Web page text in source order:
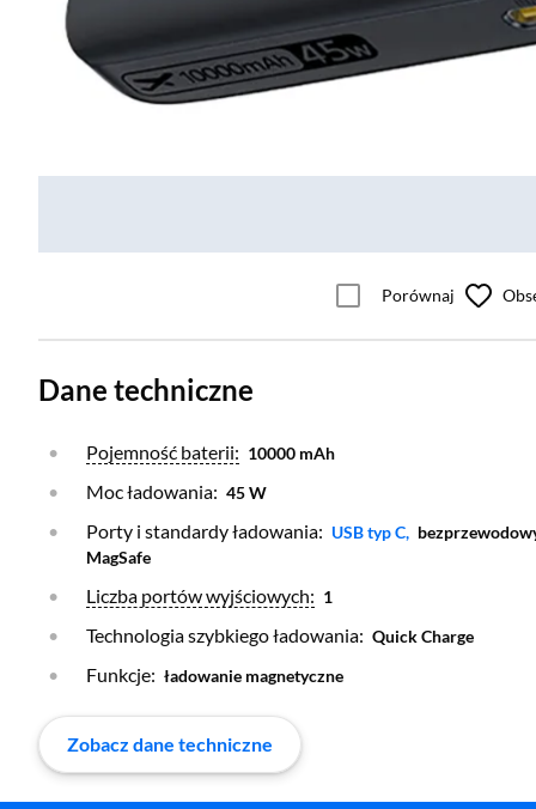
Porównaj
Dane techniczne
Otwórz warstwę
Pojemność baterii: 10000 mAh
Moc ładowania: 45 W
Porty i standardy ładowania: Otwórz warstwę
USB typ C,
MagSafe
Otwórz warstwę
Liczba portów wyjściowych: 1
Technologia szybkiego ładowania: Quick Charge
Funkcje: ładowanie magnetyczne
Zobacz dane techniczne